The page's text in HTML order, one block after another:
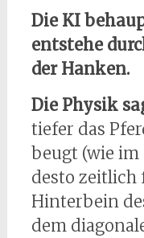
Die KI
entstehe
der Hanken.
Die Physik
tiefer das
beugt (wie im
desto zeitlich
Hinterbein
dem